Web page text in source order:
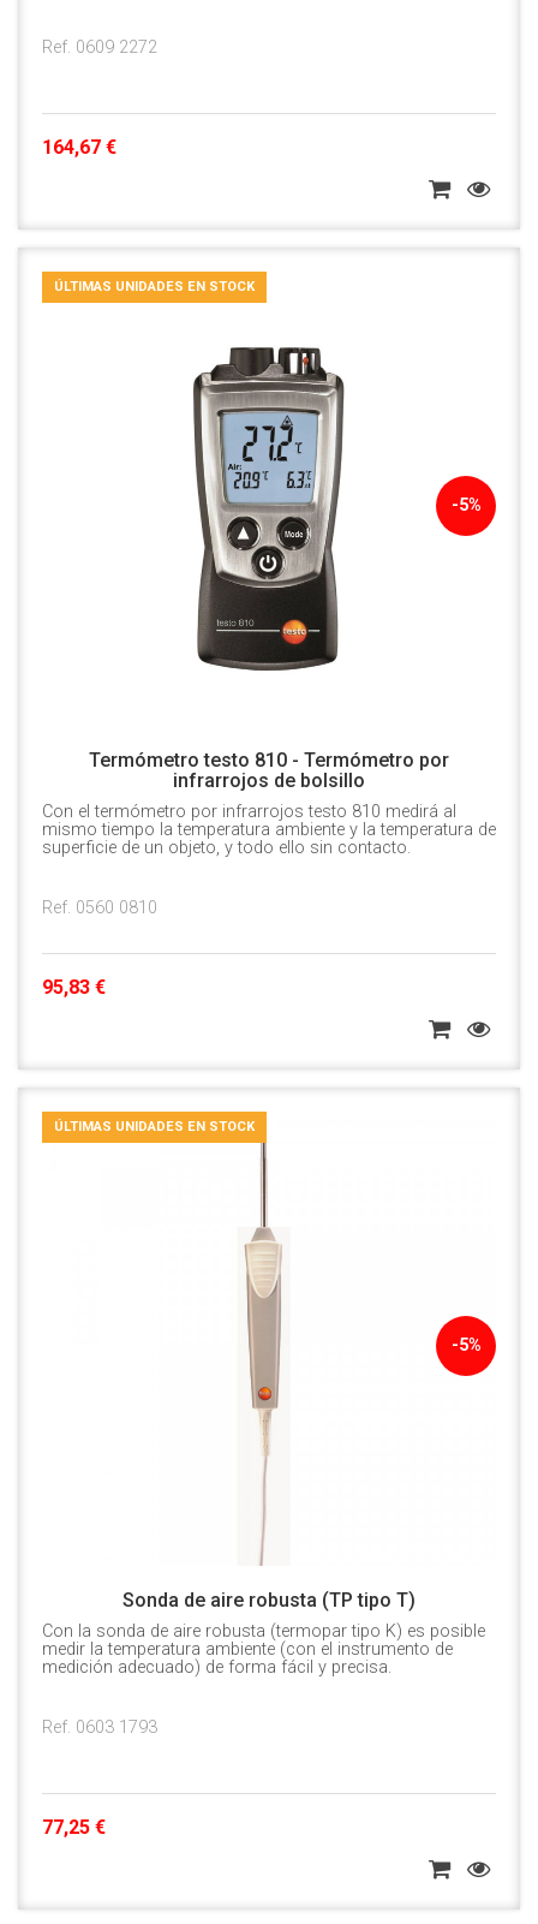
Ref. 0609 2272
164,67 €
-5%
ÚLTIMAS UNIDADES EN STOCK
Termómetro testo 810 - Termómetro por
infrarrojos de bolsillo
Con el termómetro por infrarrojos testo 810 medirá al
mismo tiempo la temperatura ambiente y la temperatura de
superficie de un objeto, y todo ello sin contacto.
Ref. 0560 0810
95,83 €
-5%
ÚLTIMAS UNIDADES EN STOCK
Sonda de aire robusta (TP tipo T)
Con la sonda de aire robusta (termopar tipo K) es posible
medir la temperatura ambiente (con el instrumento de
medición adecuado) de forma fácil y precisa.
Ref. 0603 1793
77,25 €